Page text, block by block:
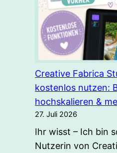
Creative Fabrica
kostenlos nutzen:
hochskalieren &
27. Juli 2026
Ihr wisst – Ich bin
Nutzerin von